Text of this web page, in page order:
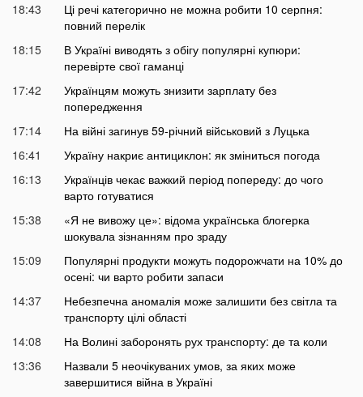
18:43
Ці речі категорично не можна робити 10 серпня:
повний перелік
18:15
В Україні виводять з обігу популярні купюри:
перевірте свої гаманці
17:42
Українцям можуть знизити зарплату без
попередження
17:14
На війні загинув 59-річний військовий з Луцька
16:41
Україну накриє антициклон: як зміниться погода
16:13
Українців чекає важкий період попереду: до чого
варто готуватися
15:38
«Я не вивожу це»: відома українська блогерка
шокувала зізнанням про зраду
15:09
Популярні продукти можуть подорожчати на 10% до
осені: чи варто робити запаси
14:37
Небезпечна аномалія може залишити без світла та
транспорту цілі області
14:08
На Волині заборонять рух транспорту: де та коли
13:36
Назвали 5 неочікуваних умов, за яких може
завершитися війна в Україні